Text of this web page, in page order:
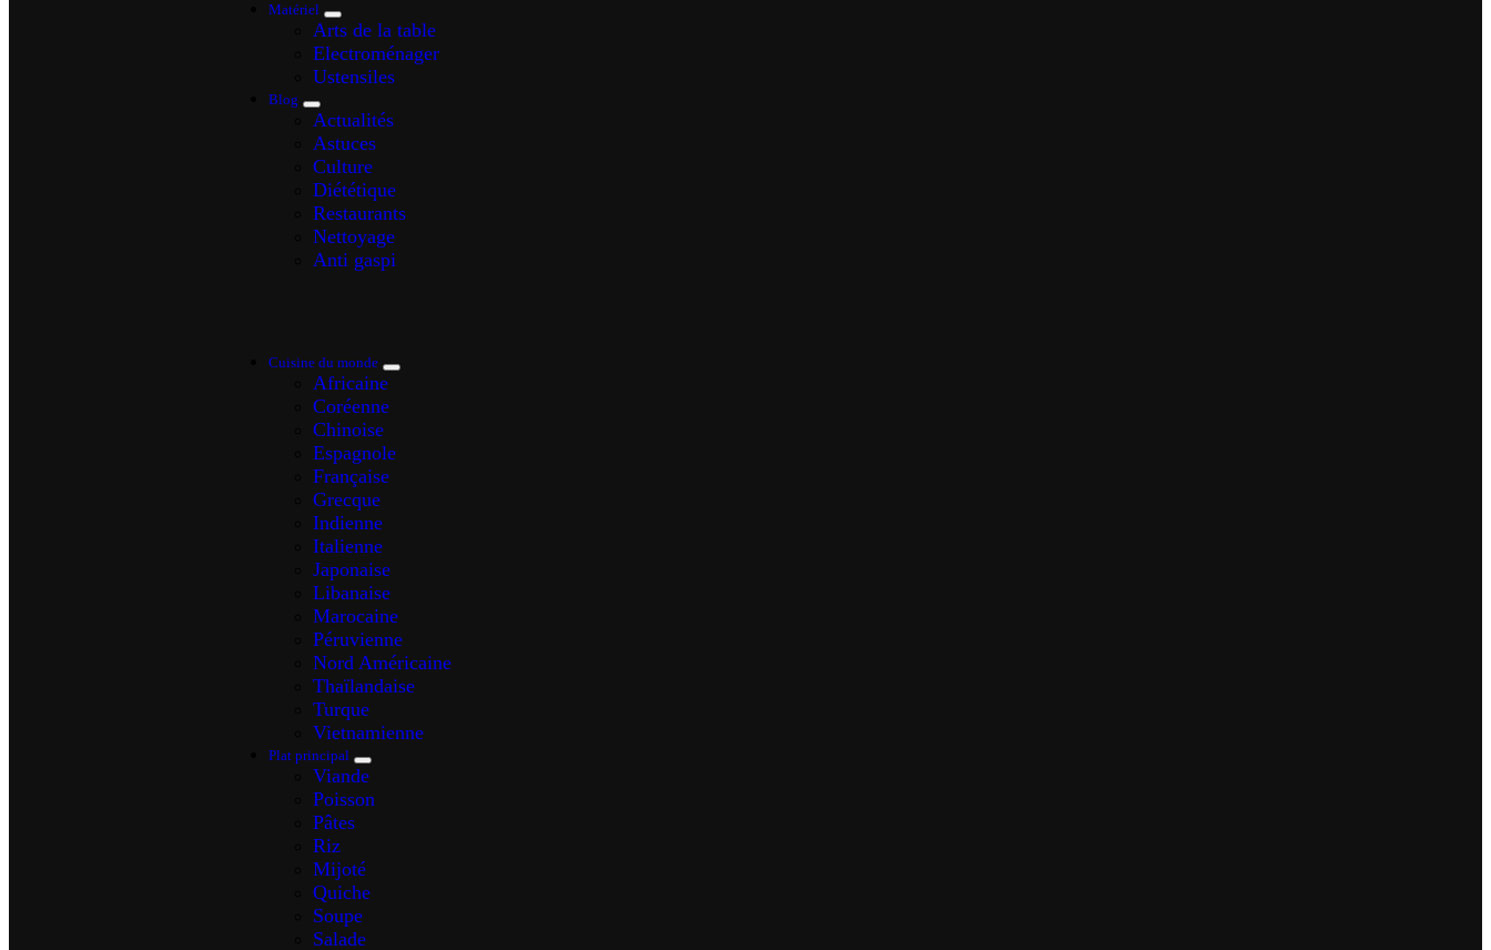
Matériel
Arts de la table
Electroménager
Ustensiles
Blog
Actualités
Astuces
Culture
Diététique
Restaurants
Nettoyage
Anti gaspi
Cuisine du monde
Africaine
Coréenne
Chinoise
Espagnole
Française
Grecque
Indienne
Italienne
Japonaise
Libanaise
Marocaine
Péruvienne
Nord Américaine
Thaïlandaise
Turque
Vietnamienne
Plat principal
Viande
Poisson
Pâtes
Riz
Mijoté
Quiche
Soupe
Salade